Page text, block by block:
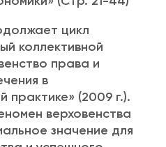
цикл
коллективной
права и
в
практике» (2009 г.).
верховенства
значение для